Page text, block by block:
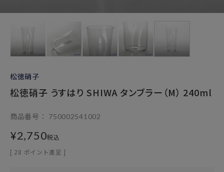
松徳硝子
松徳硝子 うすはり SHIWA タンブラー（M） 240ml
商品番号 750002541002
¥2,750税込
[ 28 ポイント進呈 ]